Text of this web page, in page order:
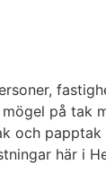
på tak
och
här i